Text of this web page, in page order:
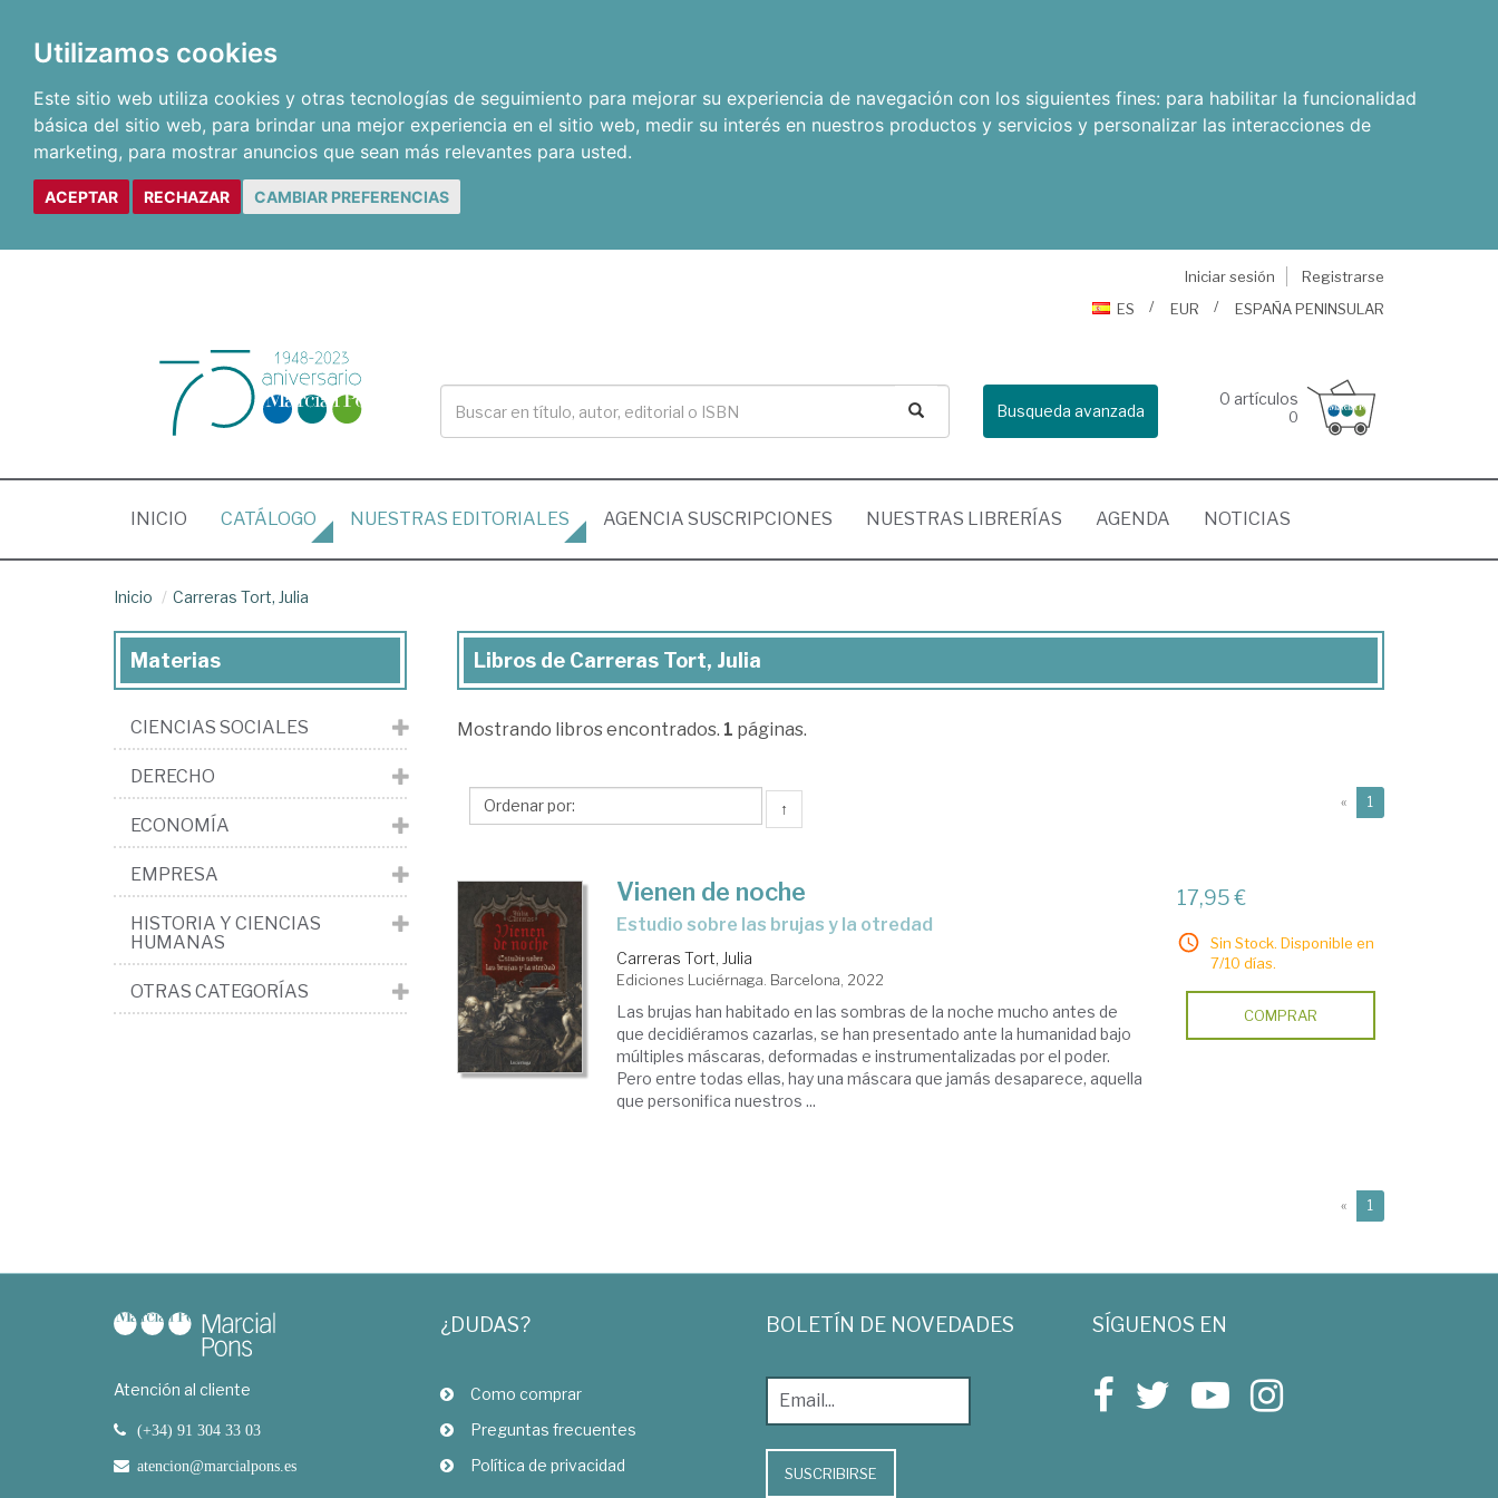
Utilizamos cookies
Este sitio web utiliza cookies y otras tecnologías de seguimiento para mejorar su experiencia de navegación con los siguientes fines: para habilitar la funcionalidad
básica del sitio web, para brindar una mejor experiencia en el sitio web, medir su interés en nuestros productos y servicios y personalizar las interacciones de
marketing, para mostrar anuncios que sean más relevantes para usted.
ACEPTAR RECHAZAR CAMBIAR PREFERENCIAS
Iniciar sesión
Registrarse
ES
EUR ESPAÑA PENINSULAR
Busqueda avanzada
0 artículos
0
INICIO (CURRENT)
CATÁLOGO NUESTRAS EDITORIALES AGENCIA SUSCRIPCIONES NUESTRAS LIBRERÍAS AGENDA NOTICIAS
Inicio Carreras Tort, Julia
Libros
Carreras
Julia
Libros de Carreras Tort, Julia
Mostrando libros encontrados. 1 páginas.
↑ « 1
Vienen de noche
estudio sobre las brujas y la otredad
Carreras Tort, Julia
Ediciones Luciérnaga. Barcelona, 2022
Las brujas han habitado en las sombras de la noche mucho antes de
que decidiéramos cazarlas, se han presentado ante la humanidad bajo
múltiples máscaras, deformadas e instrumentalizadas por el poder.
Pero entre todas ellas, hay una máscara que jamás desaparece, aquella
que personifica nuestros ...
17,95 €
Sin Stock. Disponible en
7/10 días.
COMPRAR
« 1
Materias
CIENCIAS SOCIALES
DERECHO
ECONOMÍA
EMPRESA
HISTORIA Y CIENCIAS
HUMANAS
OTRAS CATEGORÍAS
Atención al cliente
(+34) 91 304 33 03
atencion@marcialpons.es
¿DUDAS?
Como comprar
Preguntas frecuentes
Política de privacidad
BOLETÍN DE NOVEDADES
SUSCRIBIRSE
SÍGUENOS EN